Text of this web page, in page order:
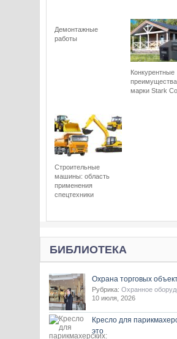
Демонтажные
работы
Конкурентные
марки Stark
Строительные
машины: область
применения
спецтехники
БИБЛИОТЕКА
Охрана торговых
Рубрика: Охранное
10 июля, 2026
Кресло для
это